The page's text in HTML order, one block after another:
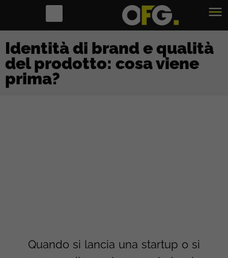
Identità di brand e qualità
del prodotto: cosa viene
prima?
Quando si lancia una startup o si